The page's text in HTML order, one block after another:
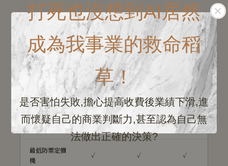
打死也沒想到AI居然
成為我事業的救命稻
草！
是否害怕失敗,擔心提高收費後業績下滑,進
而懷疑自己的商業判斷力,甚至認為自己無
法做出正確的決策?
完整功能對照
三個方案，差在哪裡
模組 入門 進階 完整
營收基本面 ✓
最低防禦定價
機
✓ ✓ ✓